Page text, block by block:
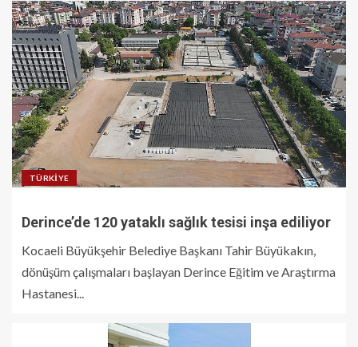
TÜRKIYE
Derince’de 120 yataklı sağlık tesisi inşa ediliyor
Kocaeli Büyükşehir Belediye Başkanı Tahir Büyükakın,
dönüşüm çalışmaları başlayan Derince Eğitim ve Araştırma
Hastanesi...